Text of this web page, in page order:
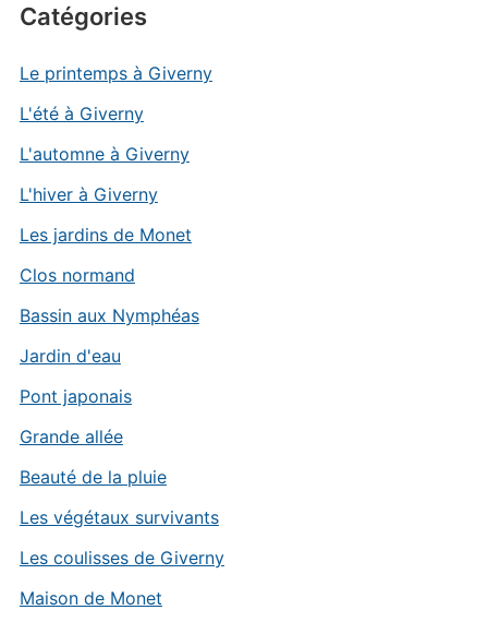
Catégories
Le printemps à Giverny
L'été à Giverny
L'automne à Giverny
L'hiver à Giverny
Les jardins de Monet
Clos normand
Bassin aux Nymphéas
Jardin d'eau
Pont japonais
Grande allée
Beauté de la pluie
Les végétaux survivants
Les coulisses de Giverny
Maison de Monet